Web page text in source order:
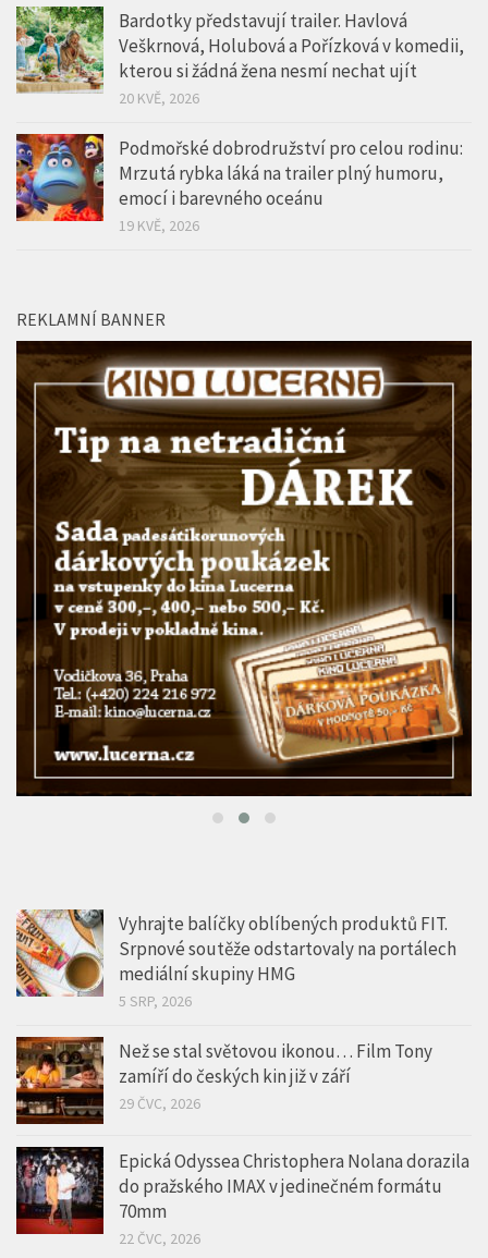
Bardotky představují trailer. Havlová
Veškrnová, Holubová a Pořízková v komedii,
kterou si žádná žena nesmí nechat ujít
20 KVĚ, 2026
Podmořské dobrodružství pro celou rodinu:
Mrzutá rybka láká na trailer plný humoru,
emocí i barevného oceánu
19 KVĚ, 2026
REKLAMNÍ BANNER
Vyhrajte balíčky oblíbených produktů FIT.
Než se stal světovou ikonou… Film Tony
zamíří do českých kin již v září
29 ČVC, 2026
Epická Odyssea Christophera Nolana dorazila
do pražského IMAX v jedinečném formátu
70mm
Léto v kině a šance na Volvo. Cinema City
odmění každou návštěvu
17 ČVC, 2026